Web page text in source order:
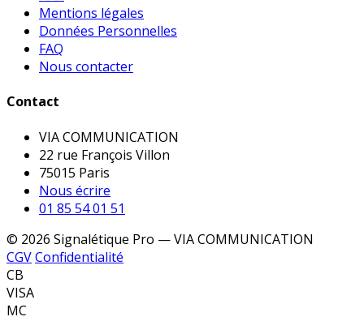
Mentions légales
Données Personnelles
FAQ
Nous contacter
Contact
VIA COMMUNICATION
22 rue François Villon
75015 Paris
Nous écrire
01 85 54 01 51
© 2026 Signalétique Pro — VIA COMMUNICATION
CGVConfidentialité
CB
VISA
MC